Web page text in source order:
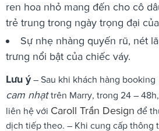
ren hoa nhỏ mang đến cho cô
trẻ trung trong ngày trọng đại
Sự nhẹ nhàng quyến rũ, nét
trưng nổi bật của chiếc váy.
Lưu ý– Sau khi khách hàng booking
cam nhạttrên Marry, trong 24 –
liên hệ với Caroll Trần Design để
dịch tiếp theo. – Khi cung cấp thông